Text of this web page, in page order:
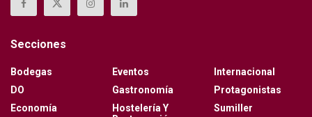
Secciones
Bodegas
DO
Economía
Eventos
Gastronomía
Hostelería Y
Internacional
Protagonistas
Sumiller